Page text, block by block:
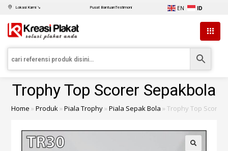
Lokasi Kami ↘ Pusat BantuanTestimoni EN ID
Trophy Top Scorer Sepakbola
Home »Produk»Piala Trophy»Piala Sepak Bola »Trophy Top Scorer